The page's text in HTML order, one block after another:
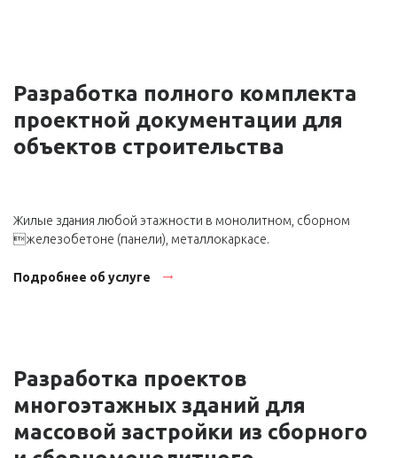
Разработка полного комплекта
проектной документации для
объектов строительства
Жилые здания любой этажности в монолитном, сборном
железобетоне (панели), металлокаркасе.
Подробнее об услуге
Разработка проектов
многоэтажных зданий для
массовой застройки из сборного